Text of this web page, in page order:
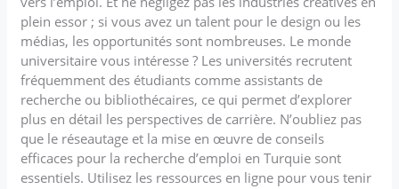
plein essor ; si vous avez un talent pour le design ou les
médias, les opportunités sont nombreuses. Le monde
universitaire vous intéresse ? Les universités recrutent
fréquemment des étudiants comme assistants de
recherche ou bibliothécaires, ce qui permet d’explorer
plus en détail les perspectives de carrière. N’oubliez pas
que le réseautage et la mise en œuvre de conseils
efficaces pour la recherche d’emploi en Turquie sont
essentiels. Utilisez les ressources en ligne pour vous tenir